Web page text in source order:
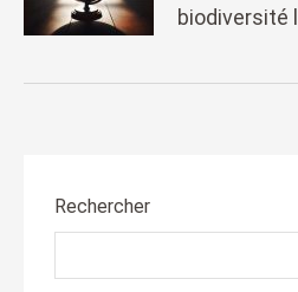
biodiversité
Rechercher